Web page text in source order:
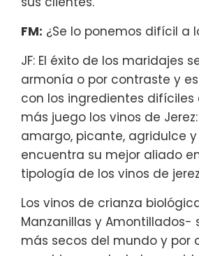
FM: ¿Se lo ponemos difícil a
JF: El éxito de los maridajes
armonía o por contraste y
con los ingredientes
más juego los vinos de
amargo, picante, agridulce
encuentra su mejor aliado
tipología de los vinos de
Los vinos de crianza
Manzanillas y Amontillados-
más secos del mundo y por